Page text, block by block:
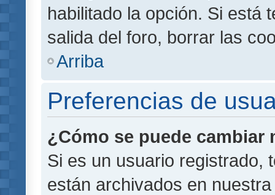
habilitado la opción. Si está
salida del foro, borrar las
Arriba
Preferencias de
¿Cómo se puede
Si es un usuario registrado,
están archivados en